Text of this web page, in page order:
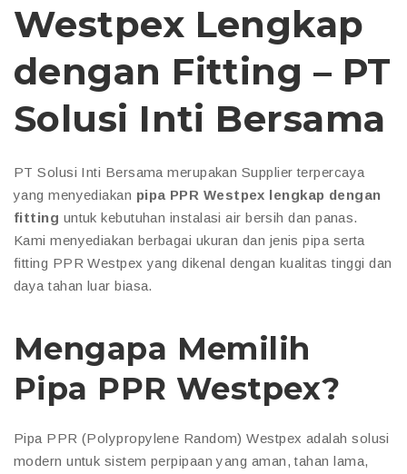
Westpex Lengkap
dengan Fitting – PT
Solusi Inti Bersama
PT Solusi Inti Bersama merupakan Supplier terpercaya
yang menyediakan pipa PPR Westpex lengkap dengan
fitting untuk kebutuhan instalasi air bersih dan panas.
Kami menyediakan berbagai ukuran dan jenis pipa serta
fitting PPR Westpex yang dikenal dengan kualitas tinggi dan
daya tahan luar biasa.
Mengapa Memilih
Pipa PPR Westpex?
Pipa PPR (Polypropylene Random) Westpex adalah solusi
modern untuk sistem perpipaan yang aman, tahan lama,